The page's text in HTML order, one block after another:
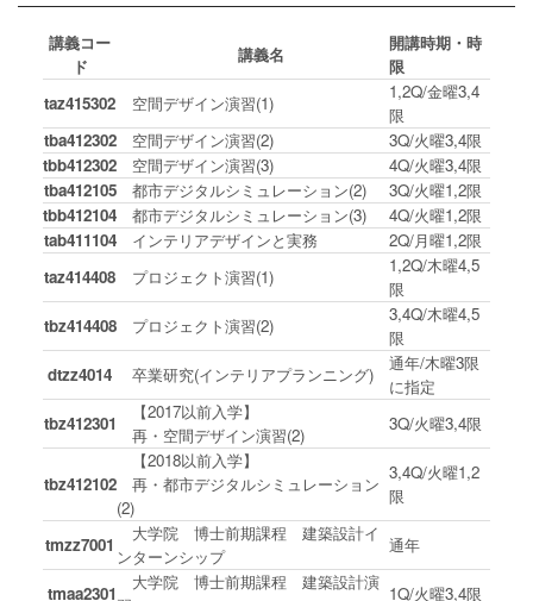
講義コー
ド
講義名
開講時期・時
限
taz415302 空間デザイン演習(1)
1,2Q/金曜3,4
限
tba412302 空間デザイン演習(2)
3Q/火曜3,4限
tbb412302 空間デザイン演習(3)
4Q/火曜3,4限
tba412105 都市デジタルシミュレーション(2)
3Q/火曜1,2限
tbb412104 都市デジタルシミュレーション(3)
4Q/火曜1,2限
tab411104 インテリアデザインと実務
2Q/月曜1,2限
taz414408 プロジェクト演習(1)
1,2Q/木曜4,5
限
tbz414408 プロジェクト演習(2)
3,4Q/木曜4,5
限
dtzz4014
卒業研究(インテリアプランニング)
通年/木曜3限
に指定
tbz412301
【2017以前入学】
再・空間デザイン演習(2)
3Q/火曜3,4限
tbz412102
【2018以前入学】
再・都市デジタルシミュレーション
(2)
3,4Q/火曜1,2
限
tmzz7001
大学院 博士前期課程 建築設計イ
ンターンシップ
通年
tmaa2301
大学院 博士前期課程 建築設計演
1Q/火曜3,4限